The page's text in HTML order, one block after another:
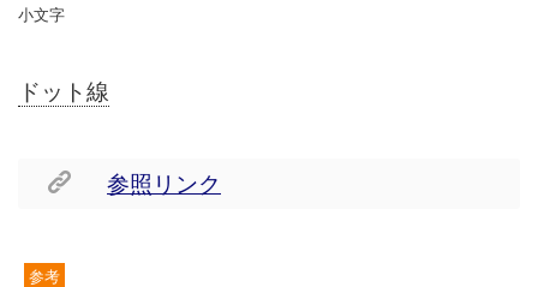
小文字
ドット線
参照リンク
参考